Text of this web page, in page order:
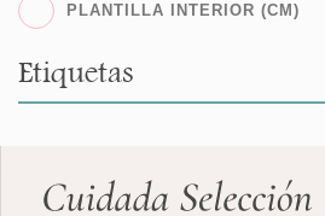
PLANTILLA INTERIOR (CM)
Etiquetas